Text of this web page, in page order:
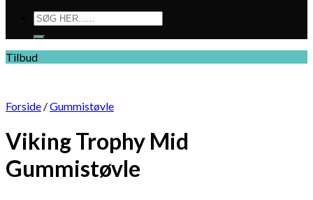
Søg
efter:
Tilbud
Forside /Gummistøvle
Viking Trophy Mid
Gummistøvle